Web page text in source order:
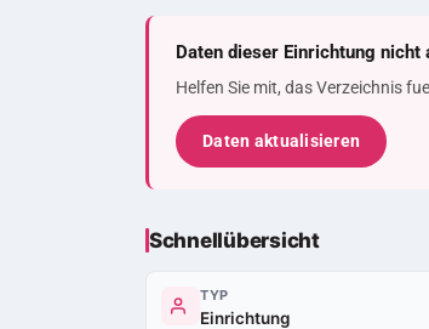
Daten dieser Einrichtung nicht
Helfen Sie mit, das Verzeichnis
Daten aktualisieren
Schnellübersicht
TYP
Einrichtung